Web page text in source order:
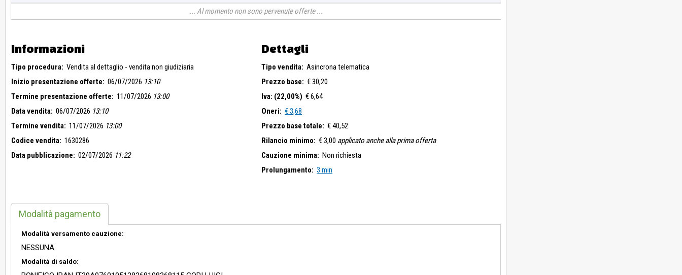
Al momento non sono pervenute offerte
Informazioni
Tipo procedura: Vendita al dettaglio - vendita non giudiziaria
Inizio presentazione offerte: 06/07/2026 13:10
Termine presentazione offerte: 11/07/2026 13:00
Data vendita: 06/07/2026 13:10
Termine vendita: 11/07/2026 13:00
Codice vendita: 1630286
Data pubblicazione: 02/07/2026 11:22
Dettagli
Tipo vendita: Asincrona telematica
Prezzo base: € 30,20
Iva: (22,00%) € 6,64
Oneri: € 3,68
Prezzo base totale: € 40,52
Rilancio minimo: € 3,00 applicato anche alla prima offerta
Cauzione minima: Non richiesta
Prolungamento: 3 min
Modalità pagamento
Modalità versamento cauzione:
NESSUNA
Modalità di saldo: